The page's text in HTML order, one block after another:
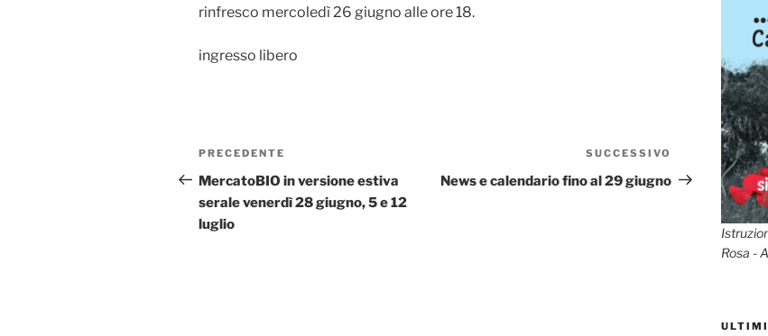
rinfresco mercoledì 26 giugno alle ore 18.
ingresso libero
Navigazione
articoli
Articolo
precedente:
PRECEDENTE
MercatoBIO in versione estiva
serale venerdì 28 giugno, 5 e 12
luglio
Articolo
successivo
SUCCESSIVO
News e calendario fino al 29 giugno
Rosa -